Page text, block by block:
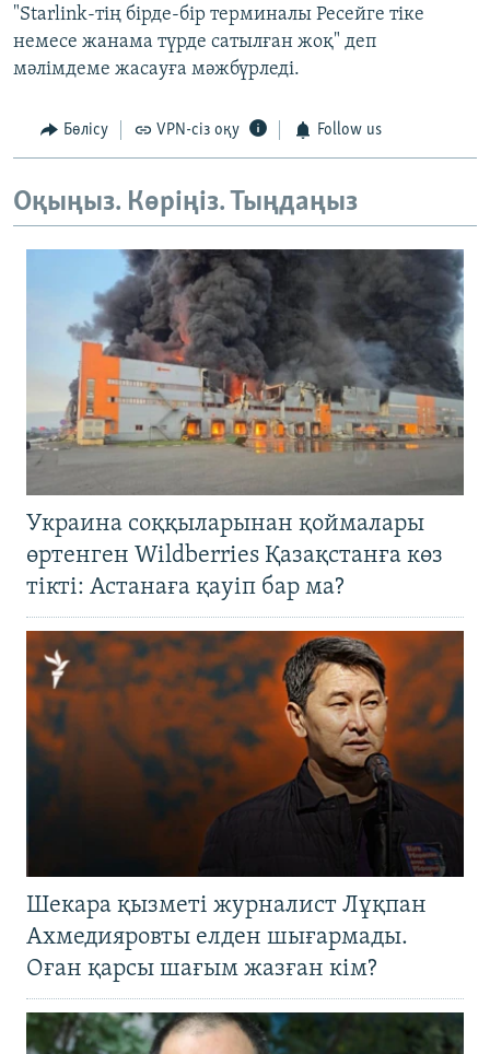
"Starlink-тің бірде-бір терминалы Ресейге тіке
немесе жанама түрде сатылған жоқ" деп
мәлімдеме жасауға мәжбүрледі.
Бөлісу VPN-сіз оқу Follow us
Оқыңыз. Көріңіз. Тыңдаңыз
Украина соққыларынан қоймалары
өртенген Wildberries Қазақстанға көз
тікті: Астанаға қауіп бар ма?
Шекара қызметі журналист Лұқпан
Ахмедияровты елден шығармады.
Оған қарсы шағым жазған кім?